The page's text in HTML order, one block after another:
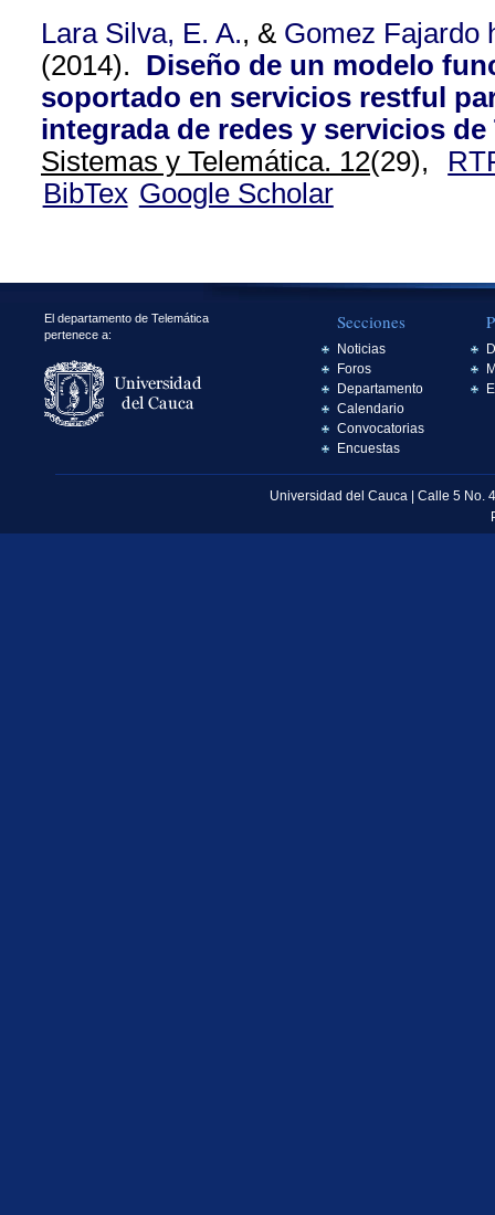
Lara Silva, E. A., & Gomez Fajardo
(2014). Diseño de un modelo
soportado en servicios restful
integrada de redes y servicios
Sistemas y Telemática. 12(29),
BibTex Google Scholar
El departamento de Telemática
pertenece a:
Secciones
Noticias
Foros
Departamento
Calendario
Convocatorias
Encuestas
Universidad del Cauca | Calle 5 No.